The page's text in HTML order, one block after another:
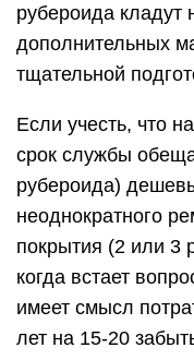
рубероида кладут
дополнительных
тщательной
Если учесть, что
срок службы
рубероида)
неоднократного
покрытия (2 или 3
когда встает
имеет смысл
лет на 15-20